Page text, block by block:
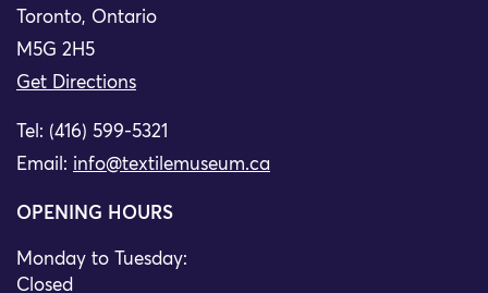
Toronto, Ontario
M5G 2H5
Get Directions
Tel: (416) 599-5321
Email: info@textilemuseum.ca
OPENING HOURS
Monday to Tuesday:
Closed